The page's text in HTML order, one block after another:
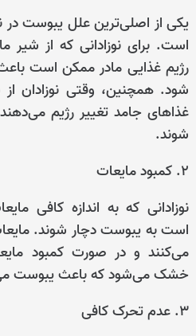
یکی از اصلی‌ترین علل یبوست در
است. برای نوزادانی که از شیر
رژیم غذایی مادر ممکن است
شود. همچنین، وقتی نوزادان
غذاهای جامد تغییر رژیم
شوند.
۲. کمبود مایعات
نوزادانی که به اندازه کافی
است به یبوست دچار شوند.
می‌کنند و در صورت کمبود
خشک می‌شود که باعث یبوست
۳. عدم تحرک کافی